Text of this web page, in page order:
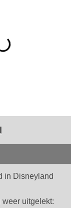
in Disneyland
uitgelekt: